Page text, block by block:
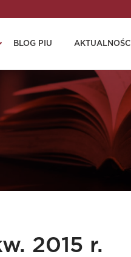
BLOG PIU AKTUALNOŚCI
2015 r.